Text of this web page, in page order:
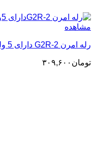
مشاهده
رله امرن G2R-2 دارای 5 ولت 5 آمپر 8 پین
تومان ۳۰۹,۶۰۰